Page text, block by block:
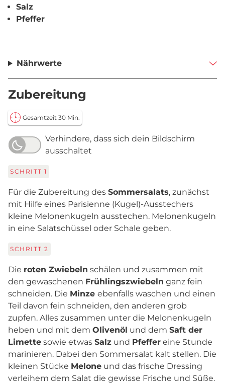
Salz
Pfeffer
Nährwerte
Zubereitung
Gesamtzeit 30 Min.
Verhindere, dass sich dein Bildschirm
ausschaltet
SCHRITT 1
Für die Zubereitung des Sommersalats, zunächst
mit Hilfe eines Parisienne (Kugel)-Ausstechers
kleine Melonenkugeln ausstechen. Melonenkugeln
in eine Salatschüssel oder Schale geben.
SCHRITT 2
Die roten Zwiebeln schälen und zusammen mit
den gewaschenen Frühlingszwiebeln ganz fein
schneiden. Die Minze ebenfalls waschen und einen
Teil davon fein schneiden, den anderen grob
zupfen. Alles zusammen unter die Melonenkugeln
heben und mit dem Olivenöl und dem Saft der
Limette sowie etwas Salz und Pfeffer eine Stunde
marinieren. Dabei den Sommersalat kalt stellen. Die
kleinen Stücke Melone und das frische Dressing
verleihem dem Salat die gewisse Frische und Süße.